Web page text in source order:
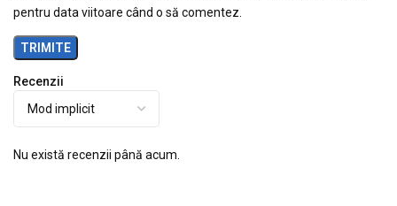
Recenzii
Nu există recenzii până acum.
pentru data viitoare când o să comentez.